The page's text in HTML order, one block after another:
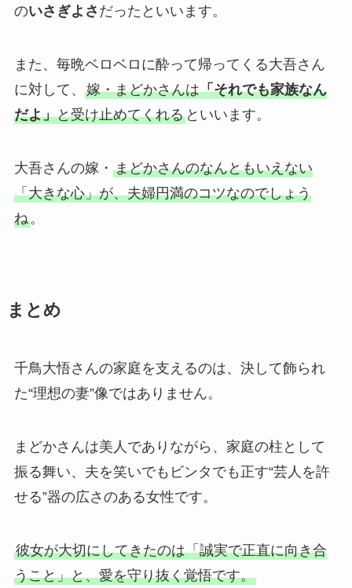
のいさぎよさ だったといいます。
また、毎晩ベロベロに酔って帰ってくる大吾さん
に対して、 嫁・まどかさんは「それでも家族なん
だよ」と受け止めてくれるといいます。
大吾さんの嫁・ まどかさんのなんともいえない
「大きな心」が、夫婦円満のコツなのでしょう
ね。
まとめ
千鳥大悟さんの家庭を支えるのは、決して飾られ
た“理想の妻”像ではありません。
まどかさんは美人でありながら、家庭の柱として
振る舞い、夫を笑いでもビンタでも正す“芸人を許
せる”器の広さのある女性です。
彼女が大切にしてきたのは「誠実で正直に向き合
うこと」と、愛を守り抜く覚悟です。